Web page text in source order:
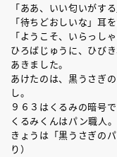
「ああ、いい匂いがす
「待ちどおしいな」耳
「ようこそ、いらっし
ひろばじゅうに、ひび
あきました。
あけたのは、黒うさぎ
し。
９６３はくるみの暗号で
くるみくんはパン職人。
きょうは「黒うさぎの
り）